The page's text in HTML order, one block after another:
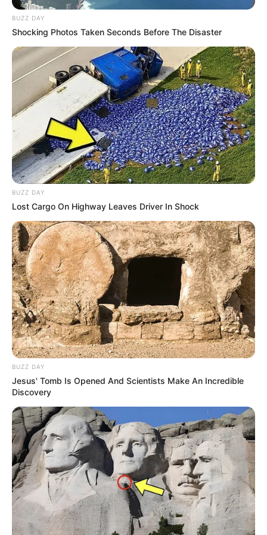
Urgente: Mensagem da UFRGS sobre o início do Cursos
Técnicos do Saúde com Agente
Fale com o JASB por e-mail:agentesde saude @ gmail.com ou
por meio dos formulários de conato da página.
Receba notícias direto nocelular entrando nos nossos grupos.
Clique na opção preferida:
WhatsApp,|Telegram |Facebook ou Inscreva-se nocanal
do
JASB no YouTube
Autorizada a reprodução, desde que a fonte seja citada com o link
da matéria.
Veja as formas de doações,aqui!
JASB - Jornal dos Agentes de Saúde do Brasil.
Canal Te Respondo|Canal da CONACS|Canal da
Fnaras | Incentivo Financeiro
BUZZ DAY
Shocking Photos Taken Seconds Before The Disaster
BUZZ DAY
Lost Cargo On Highway Leaves Driver In Shock
BUZZ DAY
Jesus' Tomb Is Opened And Scientists Make An Incredible
Discovery